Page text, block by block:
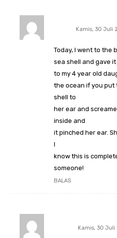
Kamis, 30 Juli
Today, I went to the
sea shell and gave it
to my 4 year old
the ocean if you put
shell to
her ear and
inside and
it pinched her ear.
I
know this is
someone!
BALAS
Kamis, 30 Juli